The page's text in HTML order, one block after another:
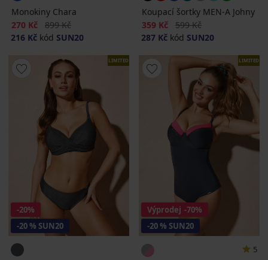
Monokiny Chara
Sleva
270 Kč Původní cena
899 Kč
216 Kč kód SUN20
Koupací šortky MEN-A Johny
Sleva
359 Kč Původní cena
599 Kč
287 Kč kód SUN20
LIMITED
-20%
-20 % SUN20
LIMITED
Výprodej -70%
-20 % SUN20
5